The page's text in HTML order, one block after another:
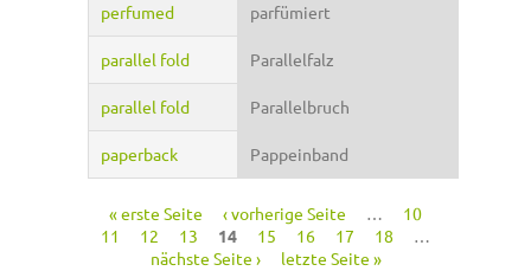
perfumed parfümiert
parallel fold Parallelfalz
parallel fold Parallelbruch
paperback Pappeinband
Seiten
« erste Seite ‹ vorherige Seite …
10
11
12 13 14 15 16 17 18
…
nächste Seite ›
letzte Seite »